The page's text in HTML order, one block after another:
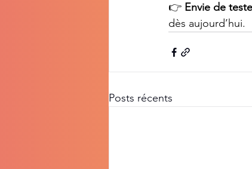
👉 Envie de
dès aujourd’hui.
Posts récents